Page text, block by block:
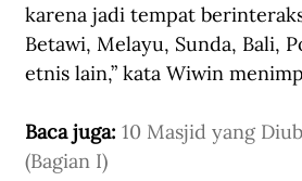
karena jadi tempat
Betawi, Melayu, Sunda, Bali,
etnis lain,” kata Wiwin
Baca juga: 10 Masjid yang
(Bagian I)